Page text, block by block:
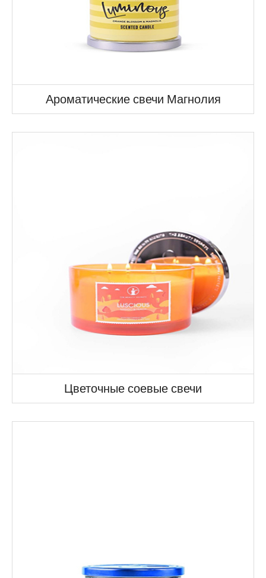
Ароматические свечи Магнолия
Цветочные соевые свечи